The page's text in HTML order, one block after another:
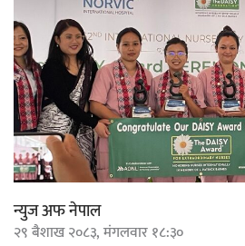
न्युज अफ नेपाल
२९ बैशाख २०८३, मंगलवार १८:३०